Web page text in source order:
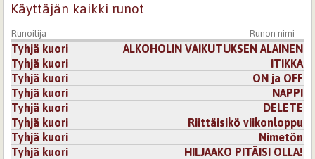
Käyttäjän kaikki runot
Runoilija Runon nimi
Tyhjä kuori
ALKOHOLIN VAIKUTUKSEN ALAINEN
Tyhjä kuori
ITIKKA
Tyhjä kuori
ON ja OFF
Tyhjä kuori
NAPPI
Tyhjä kuori
DELETE
Tyhjä kuori
Riittäisikö viikonloppu
Tyhjä kuori
Nimetön
Tyhjä kuori
HILJAAKO PITÄISI OLLA!